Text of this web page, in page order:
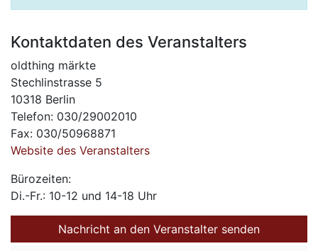
Kontaktdaten des Veranstalters
oldthing märkte
Stechlinstrasse 5
10318 Berlin
Telefon: 030/29002010
Fax: 030/50968871
Website des Veranstalters
Bürozeiten:
Di.-Fr.: 10-12 und 14-18 Uhr
Nachricht an den Veranstalter senden